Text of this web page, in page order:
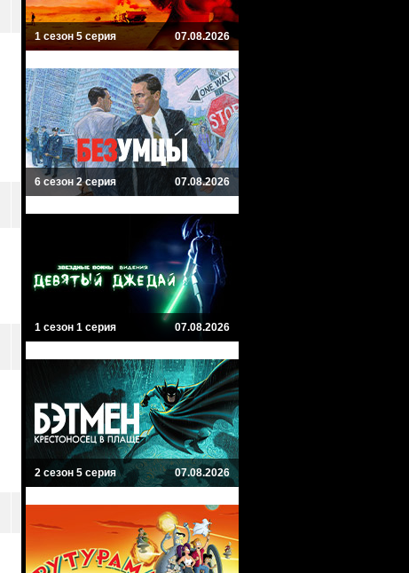
1 сезон 5 серия 07.08.2026
6 сезон 2 серия 07.08.2026
1 сезон 1 серия 07.08.2026
2 сезон 5 серия 07.08.2026